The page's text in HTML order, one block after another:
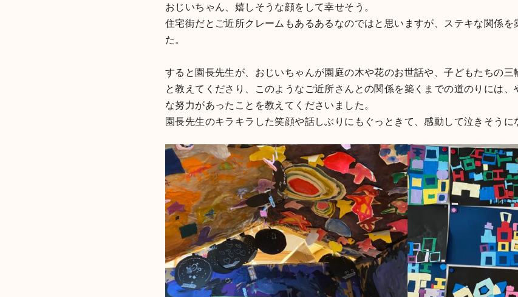
おじいちゃん、嬉しそうな顔をして幸せそう。
住宅街だとご近所クレームもあるあるなのではと思いますが、ステキな関係を
た。
すると園長先生が、おじいちゃんが園庭の木や花のお世話や、子どもたちの
と教えてくださり、このようなご近所さんとの関係を築くまでの道のりには、
な努力があったことを教えてくださいました。
園長先生のキラキラした笑顔や話しぶりにもぐっときて、感動して泣きそうに